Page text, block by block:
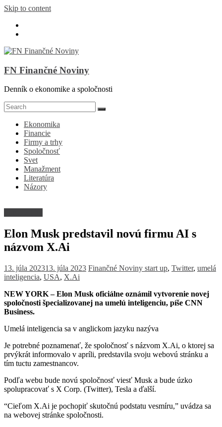
Skip to content
FN Finančné Noviny
Denník o ekonomike a spoločnosti
Ekonomika
Financie
Firmy a trhy
Spoločnosť
Svet
Manažment
Literatúra
Názory
Elon Musk predstavil novú firmu AI s
názvom X.Ai
13. júla 202313. júla 2023 Finančné Noviny start up, Twitter, umelá
inteligencia, USA, X.Ai
NEW YORK – Elon Musk oficiálne oznámil vytvorenie novej
spoločnosti špecializovanej na umelú inteligenciu, píše CNN
Business.
Umelá inteligencia sa v anglickom jazyku nazýva
Je potrebné poznamenať, že spoločnosť s názvom X.Ai, o ktorej sa
prvýkrát informovalo v apríli, predstavila svoju webovú stránku a
tím tuctu zamestnancov.
Podľa webu bude novú spoločnosť viesť Musk a bude úzko
spolupracovať s X Corp. (Twitter), Tesla a ďalší.
“Cieľom X.Ai je pochopiť skutočnú podstatu vesmíru,” uvádza sa
na webovej stránke spoločnosti.